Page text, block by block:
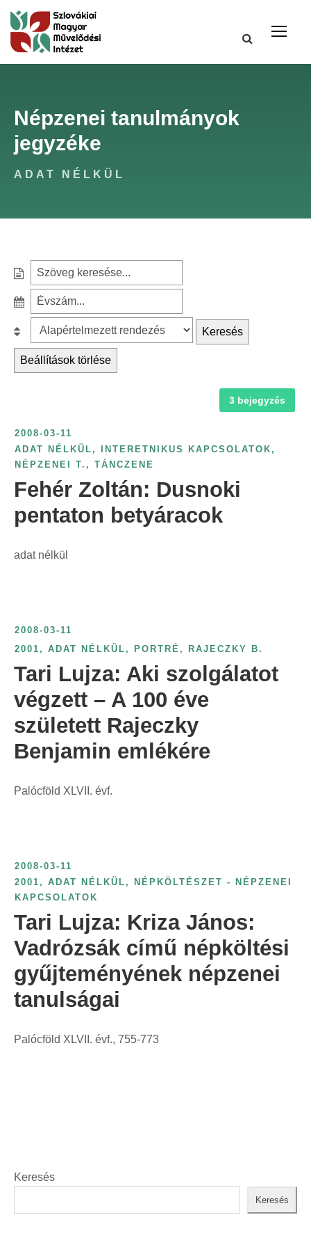
Népzenei tanulmányok
jegyzéke
ADAT NÉLKÜL
e
c
h
:
z
é
v
s
z
á
s
e
t
:
e
s
l
á
:
Keresés
Beállítások törlése
3 bejegyzés
2008-03-11
ADAT NÉLKÜL , INTERETNIKUS KAPCSOLATOK ,
NÉPZENEI T. , TÁNCZENE
Fehér Zoltán: Dusnoki
pentaton betyáracok
adat nélkül
2008-03-11
2001 , ADAT NÉLKÜL , PORTRÉ , RAJECZKY B.
Tari Lujza: Aki szolgálatot
végzett – A 100 éve
született Rajeczky
Benjamin emlékére
Palócföld XLVII. évf.
2008-03-11
2001 , ADAT NÉLKÜL , NÉPKÖLTÉSZET - NÉPZENEI
KAPCSOLATOK
Tari Lujza: Kriza János:
Vadrózsák című népköltési
gyűjteményének népzenei
tanulságai
Palócföld XLVII. évf., 755-773
Keresés
Keresés